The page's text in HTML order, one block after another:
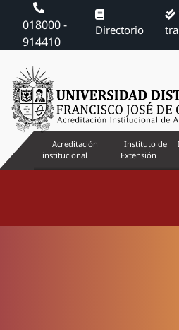
018000 -
914410
Directorio
Acreditación
institucional
Instituto de
Extensión